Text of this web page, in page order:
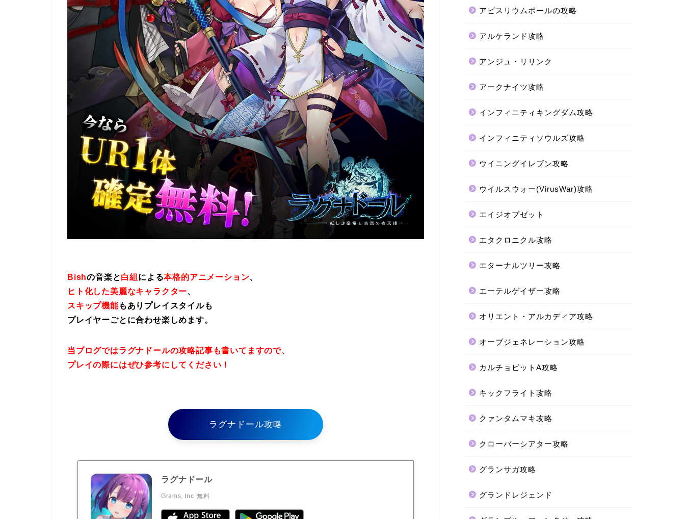
Bishの音楽と白組 による本格的アニメーション、
ヒト化した美麗なキャラクター、
スキップ機能もありプレイスタイルも
プレイヤーごとに合わせ楽しめます。
当ブログではラグナドールの攻略記事も書いてますので、
プレイの際にはぜひ参考にしてください！
ラグナドール攻略
ラグナドール
Grams, Inc 無料
アビスリウムポールの攻略
アルケランド攻略
アンジュ・リリンク
アークナイツ攻略
インフィニティキングダム攻略
インフィニティソウルズ攻略
ウイニングイレブン攻略
ウイルスウォー(VirusWar)攻略
エイジオブゼット
エタクロニクル攻略
エターナルツリー攻略
エーテルゲイザー攻略
オリエント・アルカディア攻略
オーブジェネレーション攻略
カルチョビットA攻略
キックフライト攻略
クァンタムマキ攻略
クローバーシアター攻略
グランサガ攻略
グランドレジェンド